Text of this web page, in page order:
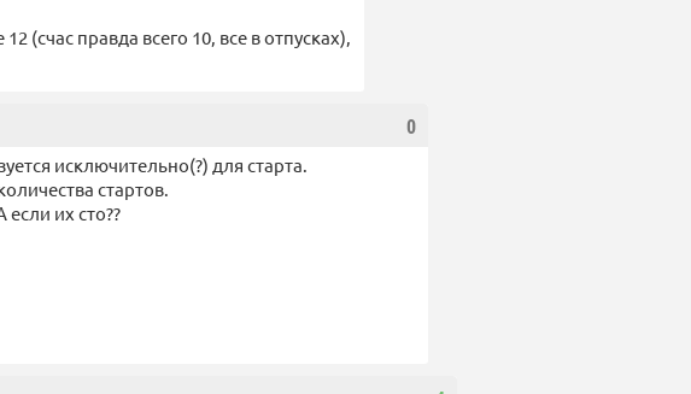
(счас правда всего 10, все в отпусках),
0
исключительно(?) для старта.
стартов.
их сто??